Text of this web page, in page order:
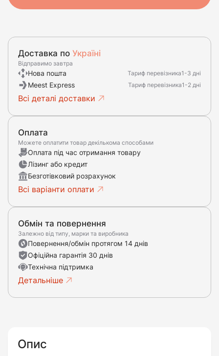
Доставка по Україні
Відправимо завтра
Нова пошта Тариф перевізника1-3 дні
Meest Express Тариф перевізника1-2 дні
Всі деталі доставки
Оплата
Можете оплатити товар декількома способами
Оплата під час отримання товару
Лізинг або кредит
Безготівковий розрахунок
Всі варіанти оплати
Обмін та повернення
Залежно від типу, марки та виробника
Повернення/обмін протягом 14 днів
Офіційна гарантія 30 днів
Технічна підтримка
Детальніше
Опис